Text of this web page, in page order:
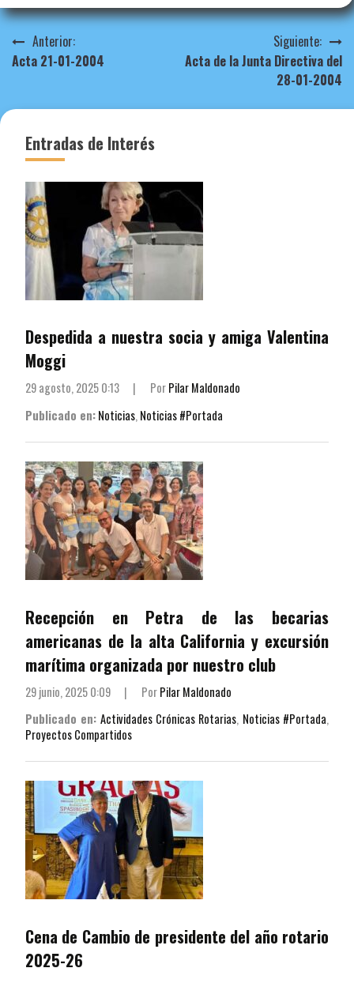
Navegación
de
entradas
Anterior:
Acta 21-01-2004
Siguiente:
Acta de la Junta Directiva del
28-01-2004
Entradas de Interés
Despedida a nuestra socia y amiga Valentina
Moggi
29 agosto, 2025 0:13 | PorPilar Maldonado
Publicado en:Noticias, Noticias #Portada
Recepción en Petra de las becarias
americanas de la alta California y excursión
marítima organizada por nuestro club
29 junio, 2025 0:09 | PorPilar Maldonado
Publicado en: Actividades Crónicas Rotarias, Noticias #Portada,
Proyectos Compartidos
Cena de Cambio de presidente del año rotario
2025-26